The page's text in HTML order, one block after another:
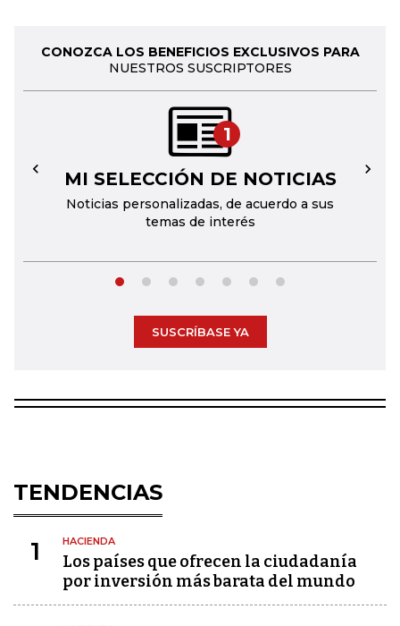
CONOZCA LOS BENEFICIOS EXCLUSIVOS PARA
NUESTROS SUSCRIPTORES
1
MI SELECCIÓN DE NOTICIAS
Noticias personalizadas, de acuerdo a sus
temas de interés
← →
SUSCRÍBASE YA
TENDENCIAS
1 HACIENDA
Los países que ofrecen la ciudadanía
por inversión más barata del mundo